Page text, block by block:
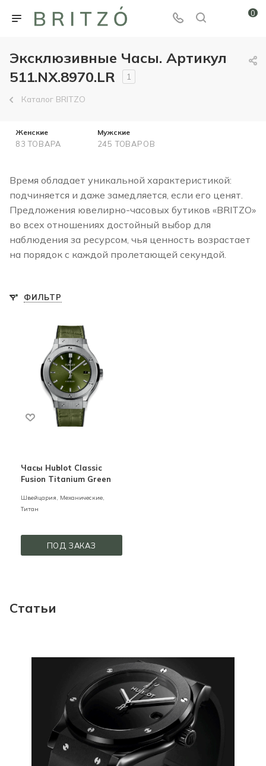
0
Эксклюзивные Часы. Артикул
511.NX.8970.LR
1
Каталог BRITZO
Женские
83 ТОВАРА
Мужские
245 ТОВАРОВ
Время обладает уникальной характеристикой:
подчиняется и даже замедляется, если его ценят.
Предложения ювелирно-часовых бутиков «BRITZO»
во всех отношениях достойный выбор для
наблюдения за ресурсом, чья ценность возрастает
на порядок с каждой пролетающей секундой.
ФИЛЬТР
Часы Hublot Classic
Fusion Titanium Green
Швейцария, Механические,
Титан
ПОД ЗАКАЗ
Статьи